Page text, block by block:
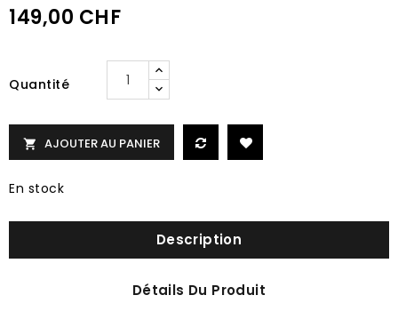
149,00 CHF
Quantité
 AJOUTER AU PANIER
En stock
Description
Détails Du Produit